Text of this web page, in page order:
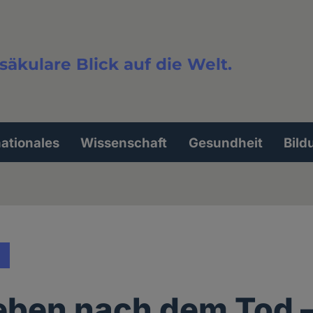
Blick auf die Welt.
Wissenschaft Gesundheit